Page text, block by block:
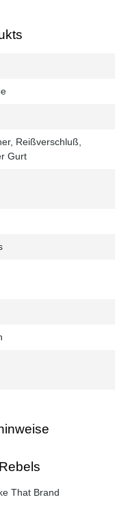
, Reißverschluß
Gurt
That Brand